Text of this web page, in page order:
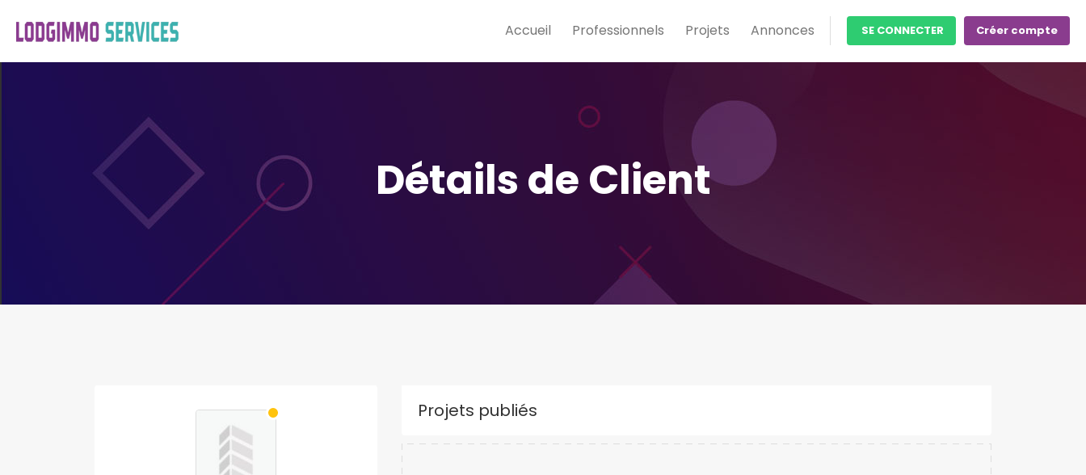
Accueil Professionnels Projets Annonces SE CONNECTER Créer compte
Détails de Client
Projets publiés